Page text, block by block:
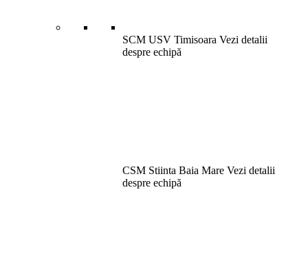
SCM USV Timisoara Vezi detalii
despre echipă
CSM Stiinta Baia Mare Vezi detalii
despre echipă